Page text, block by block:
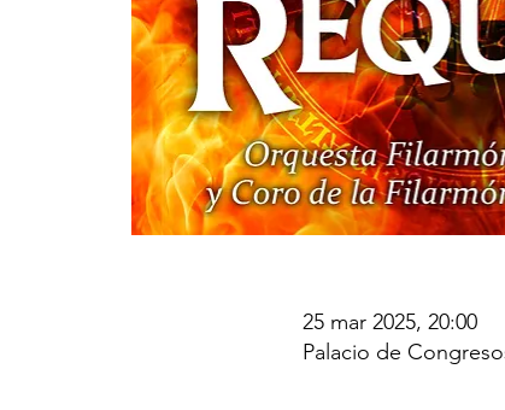
25 mar 2025, 20:00
Palacio de